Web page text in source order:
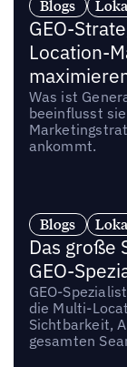
Blogs
GEO-
Location-
Was ist
beeinflusst
ankommt.
Blogs
Das große
GEO-
GEO-
die Multi-
Sichtbarkeit,
gesamten